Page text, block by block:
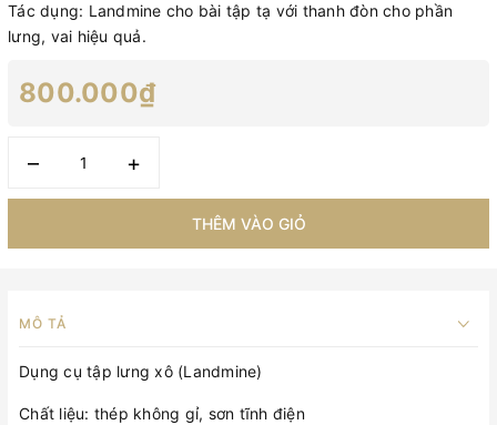
Tác dụng: Landmine cho bài tập tạ với thanh đòn cho phần
lưng, vai hiệu quả.
800.000₫
– +
THÊM VÀO GIỎ
MÔ TẢ
Dụng cụ tập lưng xô (Landmine)
Chất liệu: thép không gỉ, sơn tĩnh điện